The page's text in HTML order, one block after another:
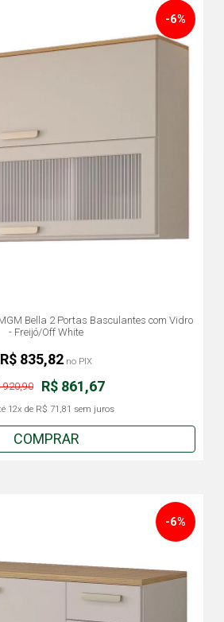
Bella 2 Portas Basculantes com Vidro
- Freijó/Off White
-6%
R$ 861,67
920,90
12x de R$ 71,81 sem juros
R$ 835,82 no PIX
COMPRAR
-6%